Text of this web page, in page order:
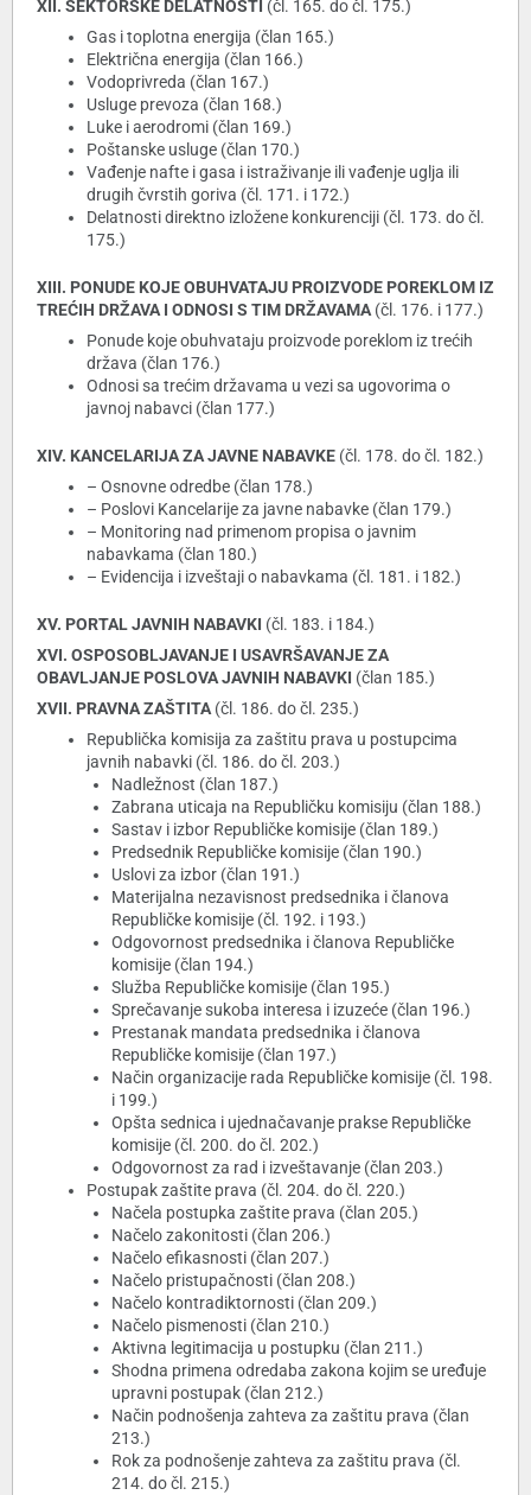
XII. SEKTORSKE DELATNOSTI (čl. 165. do čl. 175.)
Gas i toplotna energija (član 165.)
Električna energija (član 166.)
Vodoprivreda (član 167.)
Usluge prevoza (član 168.)
Luke i aerodromi (član 169.)
Poštanske usluge (član 170.)
Vađenje nafte i gasa i istraživanje ili vađenje uglja ili
drugih čvrstih goriva (čl. 171. i 172.)
Delatnosti direktno izložene konkurenciji (čl. 173. do čl.
175.)
XIII. PONUDE KOJE OBUHVATAJU PROIZVODE POREKLOM IZ
TREĆIH DRŽAVA I ODNOSI S TIM DRŽAVAMA (čl. 176. i 177.)
Ponude koje obuhvataju proizvode poreklom iz trećih
država (član 176.)
Odnosi sa trećim državama u vezi sa ugovorima o
javnoj nabavci (član 177.)
XIV. KANCELARIJA ZA JAVNE NABAVKE (čl. 178. do čl. 182.)
– Osnovne odredbe (član 178.)
– Poslovi Kancelarije za javne nabavke (član 179.)
– Monitoring nad primenom propisa o javnim
nabavkama (član 180.)
– Evidencija i izveštaji o nabavkama (čl. 181. i 182.)
XV. PORTAL JAVNIH NABAVKI (čl. 183. i 184.)
XVI. OSPOSOBLJAVANJE I USAVRŠAVANJE ZA
OBAVLJANJE POSLOVA JAVNIH NABAVKI (član 185.)
XVII. PRAVNA ZAŠTITA (čl. 186. do čl. 235.)
Republička komisija za zaštitu prava u postupcima
javnih nabavki (čl. 186. do čl. 203.)
Nadležnost (član 187.)
Zabrana uticaja na Republičku komisiju (član 188.)
Sastav i izbor Republičke komisije (član 189.)
Predsednik Republičke komisije (član 190.)
Uslovi za izbor (član 191.)
Materijalna nezavisnost predsednika i članova
Republičke komisije (čl. 192. i 193.)
Odgovornost predsednika i članova Republičke
komisije (član 194.)
Služba Republičke komisije (član 195.)
Sprečavanje sukoba interesa i izuzeće (član 196.)
Prestanak mandata predsednika i članova
Republičke komisije (član 197.)
Način organizacije rada Republičke komisije (čl. 198.
i 199.)
Opšta sednica i ujednačavanje prakse Republičke
komisije (čl. 200. do čl. 202.)
Odgovornost za rad i izveštavanje (član 203.)
Postupak zaštite prava (čl. 204. do čl. 220.)
Načela postupka zaštite prava (član 205.)
Načelo zakonitosti (član 206.)
Načelo efikasnosti (član 207.)
Načelo pristupačnosti (član 208.)
Načelo kontradiktornosti (član 209.)
Načelo pismenosti (član 210.)
Aktivna legitimacija u postupku (član 211.)
Shodna primena odredaba zakona kojim se uređuje
upravni postupak (član 212.)
Način podnošenja zahteva za zaštitu prava (član
213.)
Rok za podnošenje zahteva za zaštitu prava (čl.
214. do čl. 215.)